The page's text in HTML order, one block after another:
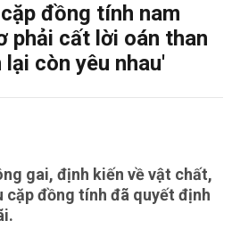
đồng tính nam
phải cất lời oán than
còn yêu nhau'
gai, định kiến về vật chất,
cặp đồng tính đã quyết định